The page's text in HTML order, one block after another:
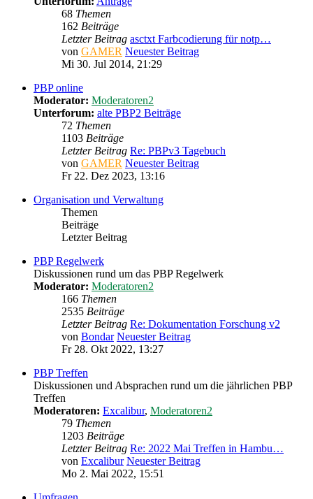
68 Themen
162 Beiträge
Letzter Beitrag asctxt Farbcodierung für notp…
von GAMER Neuester Beitrag
Mi 30. Jul 2014, 21:29
PBP online
Moderator: Moderatoren2
Unterforum: alte PBP2 Beiträge
72 Themen
1103 Beiträge
Letzter Beitrag Re: PBPv3 Tagebuch
von GAMER Neuester Beitrag
Fr 22. Dez 2023, 13:16
Organisation und Verwaltung
Themen
Beiträge
Letzter Beitrag
PBP Regelwerk
Diskussionen rund um das PBP Regelwerk
Moderator: Moderatoren2
166 Themen
2535 Beiträge
Letzter Beitrag Re: Dokumentation Forschung v2
von Bondar Neuester Beitrag
Fr 28. Okt 2022, 13:27
PBP Treffen
Diskussionen und Absprachen rund um die jährlichen PBP
Treffen
Moderatoren: Excalibur, Moderatoren2
79 Themen
1203 Beiträge
Letzter Beitrag Re: 2022 Mai Treffen in Hambu…
von Excalibur Neuester Beitrag
Mo 2. Mai 2022, 15:51